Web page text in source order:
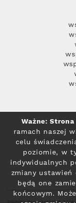
Ważne:
ramach naszej
celu
poziomie, w
indywidualnych
zmiany ustawień
będą one
końcowym.